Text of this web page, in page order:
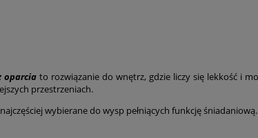
oparcia to rozwiązanie do wnętrz, gdzie liczy się lekkość i
przestrzeniach.
wybierane do wysp pełniących funkcję śniadaniową.